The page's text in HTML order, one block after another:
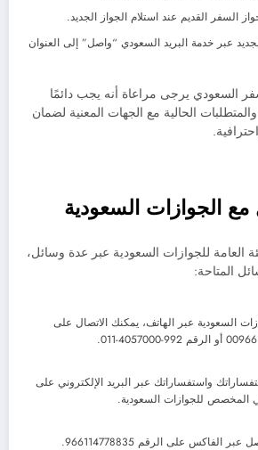
السفر القديم عند استلام الجواز الجديد.
عبر خدمة البريد السعودي “واصل” إلى العنوان
السعودي يرجى مراعاة أنه يجب دائمًا
الحالية مع الجهات المعنية لضمان
الجوازات السعودية
العامة للجوازات السعودية عبر عدة وسائل،
المتاحة:
السعودية عبر الهاتف، يمكنك الاتصال على
واستفساراتك عبر البريد الإلكتروني على
المخصص للجوازات السعودية.
الفاكس على الرقم 966114778835.